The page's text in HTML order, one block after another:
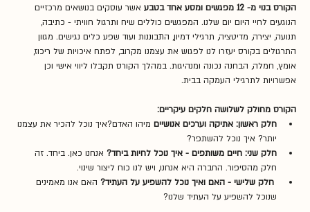
הקורס בנוי מ- 12 מפגשים ומסע אחד בטבע
אשר עוסקים בנושאים מרכזיים
הנוגעים לחיי היום יום שלנו. המפגשים כוללים שיח ותרגול חוויתי - כתיבה,
תנועה, יצירה, מדיטציה, תרגילי דמיון, התבוננות ועוד שפע כלים נגישים. מגוון
התרגולים בקורס יעזרו לנו לפגוש את עצמנו מקרוב, לפתח איכויות של ריכוז,
אומץ, חמלה, הבחנה נכונה ומנהיגות. במהלך הקורס תקבלו ליווי אישי וכן
אפשרויות לתרגילי העמקה בבית.
הקורס מחולק לשלושה חלקים עיקריים:
חלק ראשון: אתיקה וערכים אנושיים מיהו האדם?איך נוכל להכיר את עצמנו
יותר? איך נוכל להשתפר?
חלק שני: חיים משותפים - איך נוכל לחיות ביחד? אנחנו כאן. ביחד. זה
חלק מהסיפור. החברה היא אנחנו, ויש לנו כוח ליצור שינוי.
חלק שלישי - האם ואיך נוכל להשפיע על העתיד? האם אנו מאמינים
שנוכל להשפיע על העתיד שלנו?